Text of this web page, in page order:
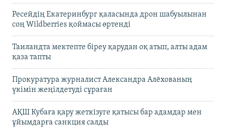
Ресейдің Екатеринбург қаласында дрон шабуылынан
соң Wildberries қоймасы өртенді
Таиландта мектепте біреу қарудан оқ атып, алты адам
қаза тапты
Прокуратура журналист Александра Алёхованың
үкімін жеңілдетуді сұраған
АҚШ Кубаға қару жеткізуге қатысы бар адамдар мен
ұйымдарға санкция салды